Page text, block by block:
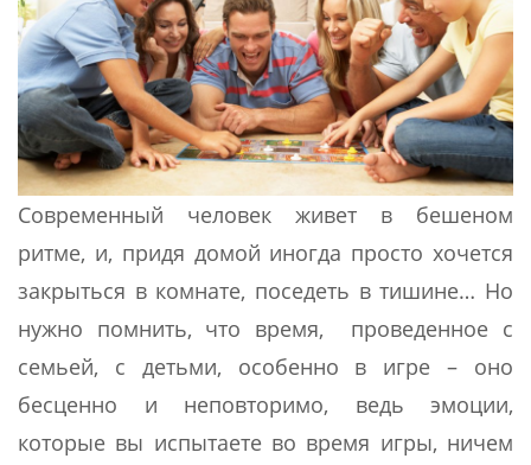
Современный человек живет в бешеном
ритме, и, придя домой иногда просто хочется
закрыться в комнате, поседеть в тишине… Но
нужно помнить, что время, проведенное с
семьей, с детьми, особенно в игре – оно
бесценно и неповторимо, ведь эмоции,
которые вы испытаете во время игры, ничем